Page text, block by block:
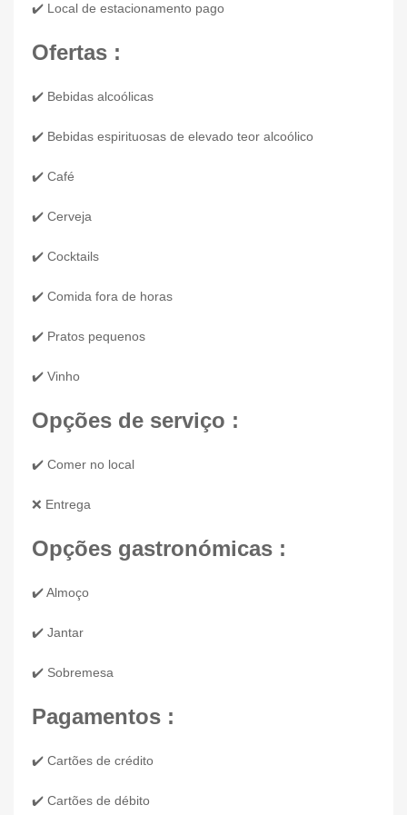
✔️ Local de estacionamento pago
Ofertas :
✔️ Bebidas alcoólicas
✔️ Bebidas espirituosas de elevado teor alcoólico
✔️ Café
✔️ Cerveja
✔️ Cocktails
✔️ Comida fora de horas
✔️ Pratos pequenos
✔️ Vinho
Opções de serviço :
✔️ Comer no local
❌ Entrega
Opções gastronómicas :
✔️ Almoço
✔️ Jantar
✔️ Sobremesa
Pagamentos :
✔️ Cartões de crédito
✔️ Cartões de débito